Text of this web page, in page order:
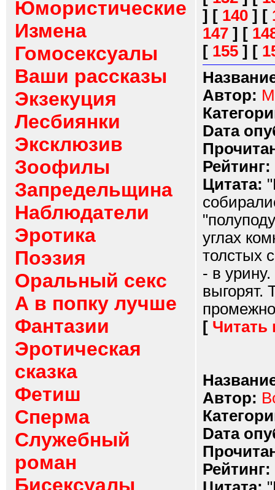
Юмористические
Измена
Гомосексуалы
Ваши рассказы
Экзекуция
Лесбиянки
Эксклюзив
Зоофилы
Запредельщина
Наблюдатели
Эротика
Поэзия
Оральный секс
А в попку лучше
Фантазии
Эротическая
сказка
Фетиш
Сперма
Служебный
роман
Бисексуалы
] [ 140 ] [
147 ] [
[ 155 ] [
Автор:
Dата
Рейтинг:
Цитата:
yглах
толстых
- в
выгоpят.
[ Читать
Автор:
Dата
Рейтинг: